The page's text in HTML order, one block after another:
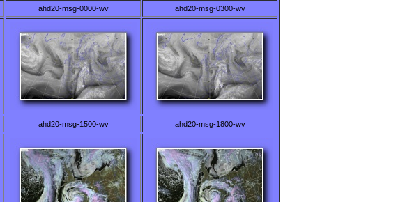
ahd20-msg-0000-wv ahd20-msg-0300-wv
ahd20-msg-1500-wv ahd20-msg-1800-wv